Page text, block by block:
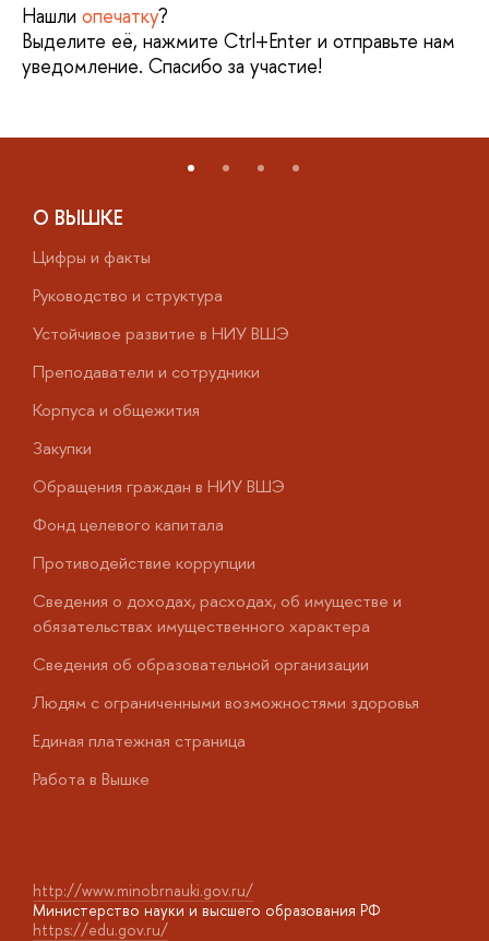
Нашли опечатку?
Выделите её, нажмите Ctrl+Enter и отправьте нам
уведомление. Спасибо за участие!
О ВЫШКЕ
Цифры и факты
Руководство и структура
Устойчивое развитие в НИУ ВШЭ
Преподаватели и сотрудники
Корпуса и общежития
Закупки
Обращения граждан в НИУ ВШЭ
Фонд целевого капитала
Противодействие коррупции
Сведения о доходах, расходах, об имуществе и
обязательствах имущественного характера
Сведения об образовательной организации
Людям с ограниченными возможностями здоровья
Единая платежная страница
Работа в Вышке
http://www.minobrnauki.gov.ru/
Министерство науки и высшего образования РФ
https://edu.gov.ru/